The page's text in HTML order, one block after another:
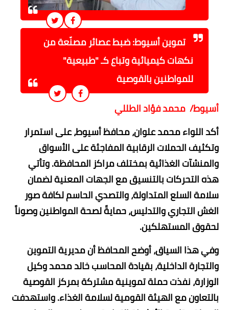
تموين أسيوط: ضبط عصائر مصنّعة من
نكهات كيميائية وتباع كـ "طبيعية"
للمواطنين بالقوصية
أسيوط/ محمد فؤاد الطللي
​أكد اللواء محمد علوان، محافظ أسيوط، على استمرار
وتكثيف الحملات الرقابية المفاجئة على الأسواق
والمنشآت الغذائية بمختلف مراكز المحافظة. وتأتي
هذه التحركات بالتنسيق مع الجهات المعنية لضمان
سلامة السلع المتداولة، والتصدي الحاسم لكافة صور
الغش التجاري والتدليس، حمايةً لصحة المواطنين وصوناً
لحقوق المستهلكين.
​وفي هذا السياق، أوضح المحافظ أن مديرية التموين
والتجارة الداخلية، بقيادة المحاسب خالد محمد وكيل